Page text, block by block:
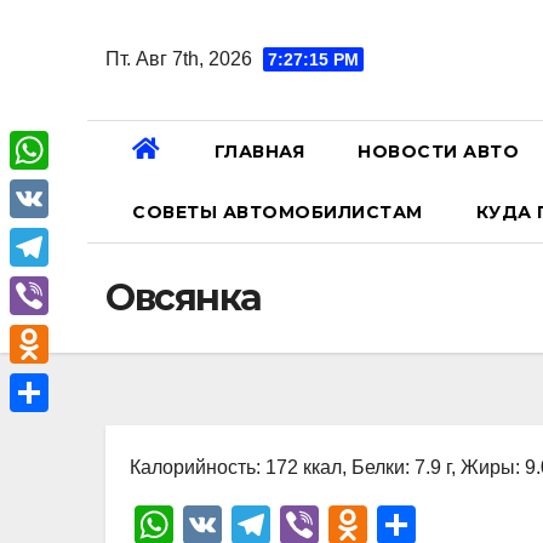
Пт. Авг 7th, 2026 7:27:16 PM
ГЛАВНАЯ НОВОСТИ АВТО
СОВЕТЫ АВТОМОБИЛИСТАМ КУДА
Овсянка
Калорийность: 172 ккал, Белки: 7.9 г, Жиры:
W
V
T
Vi
O
W
h
a
A
V
K
T
e
l
e
V
i
b
O